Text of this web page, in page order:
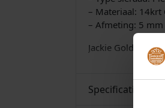
– Materiaal: 14krt
– Afmeting: 5 mm
Jackie Gold
Specificaties